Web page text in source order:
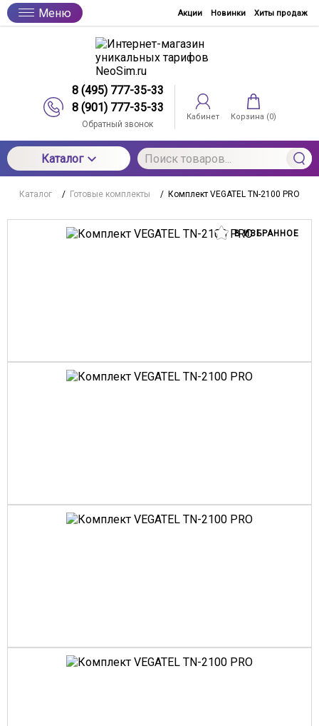
Меню Акции Новинки Хиты продаж
8 (495) 777-35-33
8 (901) 777-35-33
Обратный звонок
Кабинет Корзина (0)
Каталог
Каталог / Готовые комплекты / Комплект VEGATEL TN-2100 PRO
В ИЗБРАННОЕ